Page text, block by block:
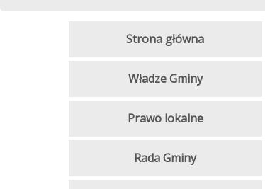
Strona główna
Władze Gminy
Prawo lokalne
Rada Gminy